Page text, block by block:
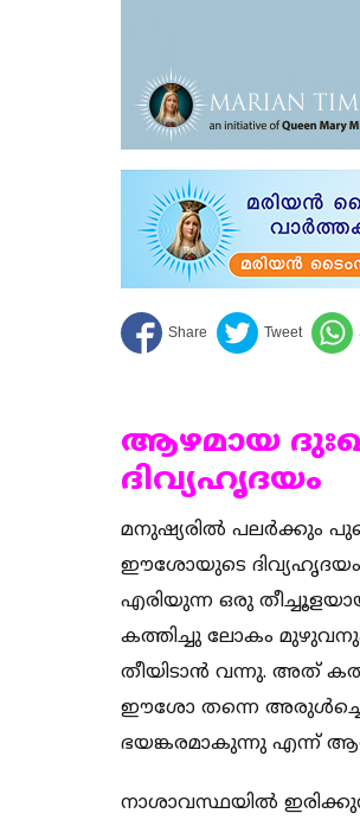
ആഴമായ
ദിവ്യഹൃദയം
മനുഷ്യരില്‍ പലര്‍ക്കും
ഈശോയുടെ
എരിയുന്ന ഒരു
കത്തിച്ചു ലോകം
തീയിടാന്‍ വന്നു. അത്
ഈശോ തന്നെ
ഭയങ്കരമാകുന്നു എന്ന്‍
നാശാവസ്ഥയില്‍